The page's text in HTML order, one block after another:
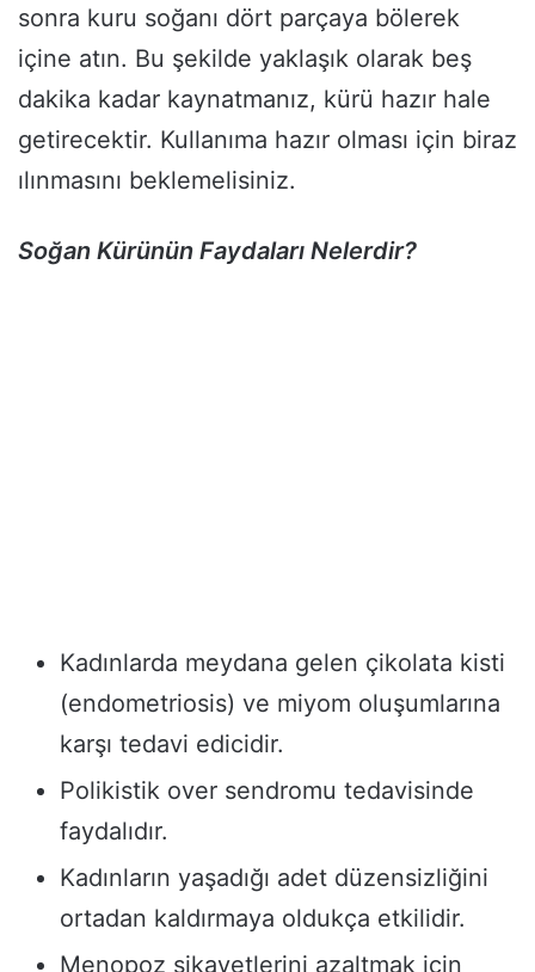
sonra kuru soğanı dört parçaya bölerek
içine atın. Bu şekilde yaklaşık olarak beş
dakika kadar kaynatmanız, kürü hazır hale
getirecektir. Kullanıma hazır olması için biraz
ılınmasını beklemelisiniz.
Soğan Kürünün Faydaları Nelerdir?
Kadınlarda meydana gelen çikolata kisti
(endometriosis) ve miyom oluşumlarına
karşı tedavi edicidir.
Polikistik over sendromu tedavisinde
faydalıdır.
Kadınların yaşadığı adet düzensizliğini
ortadan kaldırmaya oldukça etkilidir.
Menopoz şikayetlerini azaltmak için